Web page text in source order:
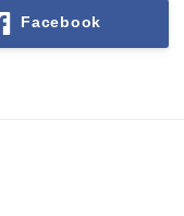
Facebook